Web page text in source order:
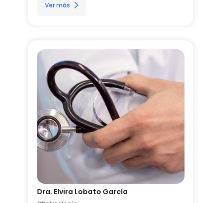
Ver más
Dra. Elvira Lobato García